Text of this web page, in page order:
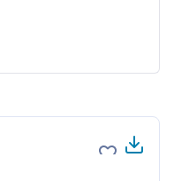
Agregar